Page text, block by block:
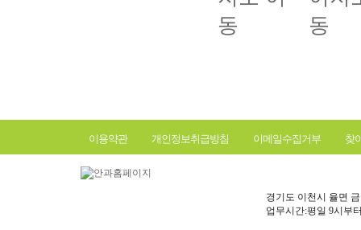
이용약관 개인정보취급방침 이메일수집거부 찾
경기도 이천시 율면
업무시간:평일 9시